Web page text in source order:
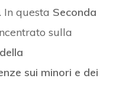
questa Seconda
sulla
sui minori e dei